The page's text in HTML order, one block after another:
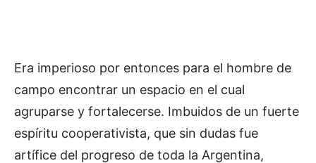
Era imperioso por entonces para el hombre de
campo encontrar un espacio en el cual
agruparse y fortalecerse. Imbuidos de un fuerte
espíritu cooperativista, que sin dudas fue
artífice del progreso de toda la Argentina,